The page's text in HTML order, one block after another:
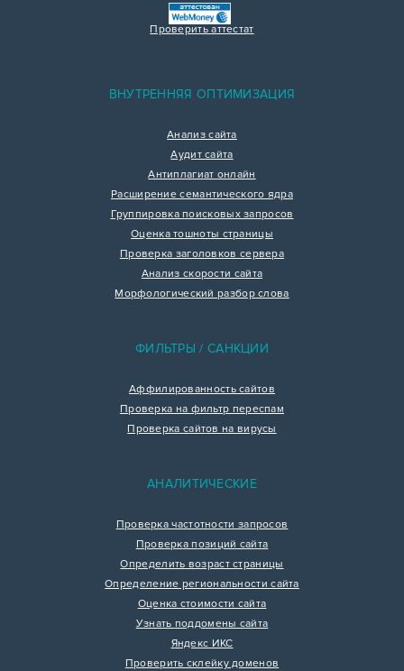
Проверить аттестат
ВНУТРЕННЯЯ ОПТИМИЗАЦИЯ
Анализ сайта
Аудит сайта
Антиплагиат онлайн
Расширение семантического ядра
Группировка поисковых запросов
Оценка тошноты страницы
Проверка заголовков сервера
Анализ скорости сайта
Морфологический разбор слова
ФИЛЬТРЫ / САНКЦИИ
Аффилированность сайтов
Проверка на фильтр переспам
Проверка сайтов на вирусы
АНАЛИТИЧЕСКИЕ
Проверка частотности запросов
Проверка позиций сайта
Определить возраст страницы
Определение региональности сайта
Оценка стоимости сайта
Узнать поддомены сайта
Яндекс ИКС
Проверить склейку доменов